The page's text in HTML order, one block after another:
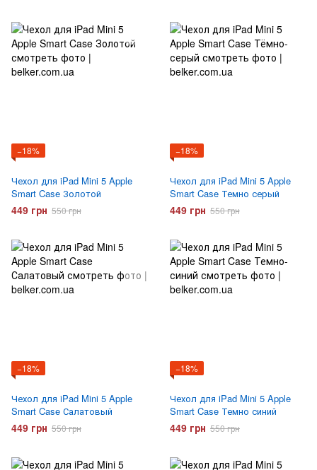
−18%
Чехол для iPad Mini 5 Apple
Smart Case Золотой
449 грн 550 грн
−18%
Чехол для iPad Mini 5 Apple
Smart Case Темно серый
449 грн 550 грн
−18%
Чехол для iPad Mini 5 Apple
Smart Case Салатовый
449 грн 550 грн
−18%
Чехол для iPad Mini 5 Apple
Smart Case Темно синий
449 грн 550 грн